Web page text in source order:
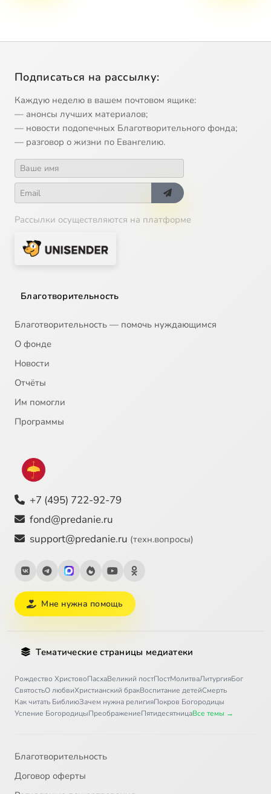
Подписаться на рассылку:
Каждую неделю в вашем почтовом ящике:
— анонсы лучших материалов;
— новости подопечных Благотворительного фонда;
— разговор о жизни по Евангелию.
Рассылки осуществляются на платформе
Благотворительность
Благотворительность — помочь нуждающимся
О фонде
Новости
Отчёты
Им помогли
Программы
+7 (495) 722-92-79
fond@predanie.ru
support@predanie.ru (техн.вопросы)
Мне нужна помощь
Тематические страницы медиатеки
Рождество ХристовоПасхаВеликий постПостМолитваЛитургияБог
СвятостьО любвиХристианский бракВоспитание детейСмерть
Как читать БиблиюЗачем нужна религияПокров Богородицы
Успение БогородицыПреображениеПятидесятницаВсе темы →
Благотворительность
Договор оферты